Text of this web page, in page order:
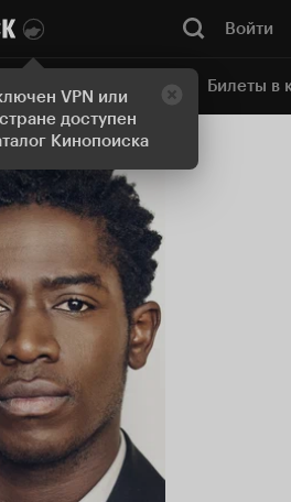
VPN или
доступен
Кинопоиска
Войти
Онлайн-кинотеатр Билеты в